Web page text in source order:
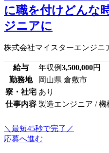
に職を付けどんな
ジニアに
株式会社マイスターエンジニ
給与 年収例3,500,000円
勤務地
岡山県 倉敷市
寮・社宅 あり
仕事内容 製造エンジニア /
＼最短45秒で完了／
応募へ進む